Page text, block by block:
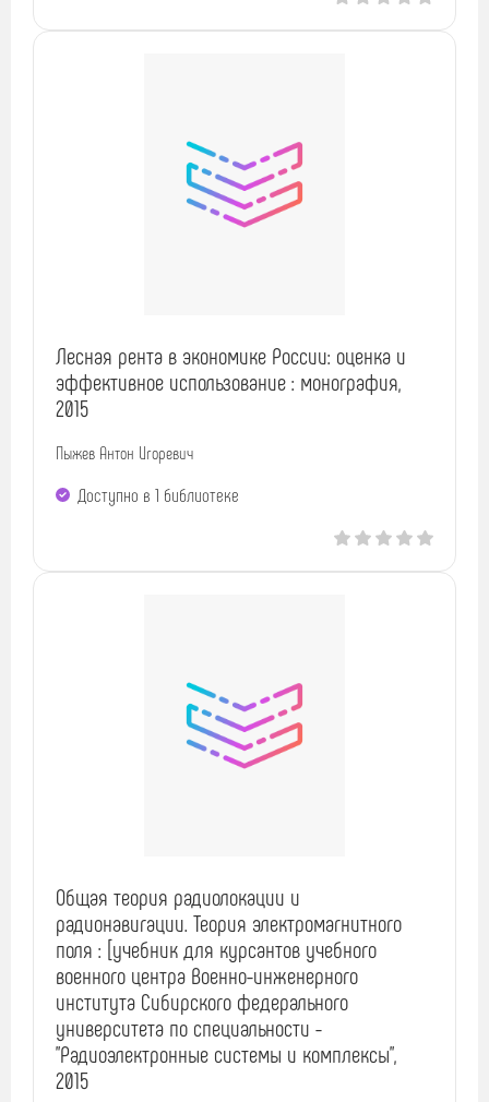
Лесная рента в экономике России: оценка и
эффективное использование : монография,
2015
Пыжев Антон Игоревич
Доступно в 1 библиотекe
Общая теория радиолокации и
радионавигации. Теория электромагнитного
поля : [учебник для курсантов учебного
военного центра Военно-инженерного
института Сибирского федерального
университета по специальности -
"Радиоэлектронные системы и комплексы",
2015